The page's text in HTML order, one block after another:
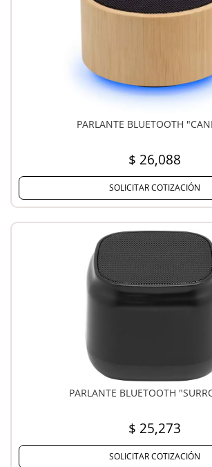
PARLANTE BLUETOOTH
$ 26,088
SOLICITAR COTIZACIÓN
PARLANTE BLUETOOTH
$ 25,273
SOLICITAR COTIZACIÓN